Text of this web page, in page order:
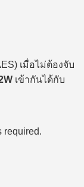
เมื่อไม่ต้องจับ
เข้ากันได้กับ
required.